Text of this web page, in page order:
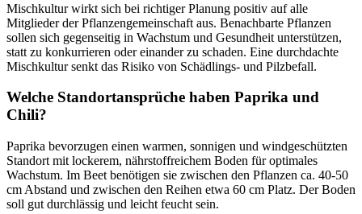
Mischkultur wirkt sich bei richtiger Planung positiv auf alle
Mitglieder der Pflanzengemeinschaft aus. Benachbarte Pflanzen
sollen sich gegenseitig in Wachstum und Gesundheit unterstützen,
statt zu konkurrieren oder einander zu schaden. Eine durchdachte
Mischkultur senkt das Risiko von Schädlings- und Pilzbefall.
Welche Standortansprüche haben Paprika und
Chili?
Paprika bevorzugen einen warmen, sonnigen und windgeschützten
Standort mit lockerem, nährstoffreichem Boden für optimales
Wachstum. Im Beet benötigen sie zwischen den Pflanzen ca. 40-50
cm Abstand und zwischen den Reihen etwa 60 cm Platz. Der Boden
soll gut durchlässig und leicht feucht sein.